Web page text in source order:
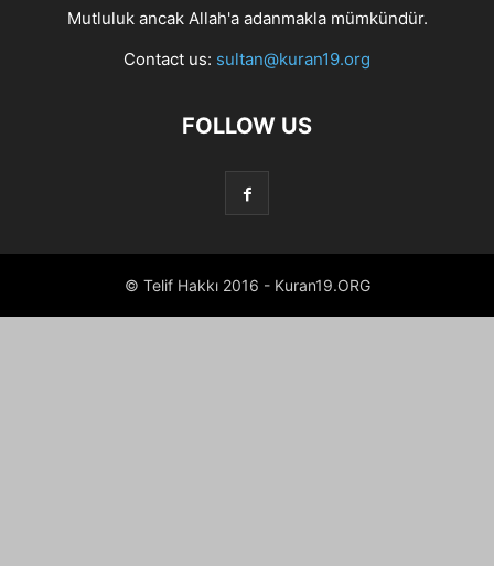
Mutluluk ancak Allah'a adanmakla mümkündür.
Contact us: sultan@kuran19.org
FOLLOW US
© Telif Hakkı 2016 - Kuran19.ORG